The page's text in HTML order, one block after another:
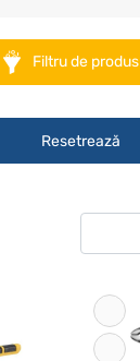
Filtru de produs
Resetrează